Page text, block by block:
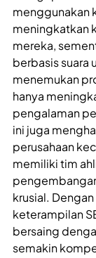
menggunakan
meningkatkan
mereka,
berbasis suara
menemukan
hanya
pengalaman
ini juga
perusahaan
memiliki tim
krusial.
keterampilan
bersaing
semakin